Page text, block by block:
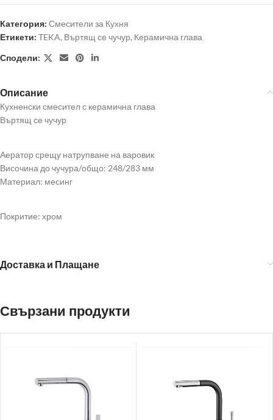
Категория: Смесители за Кухня
Етикети: TEKA, Въртящ се чучур, Керамична глава
Сподели:
Описание
Кухненски смесител с керамична глава
Въртящ се чучур
Аератор срещу натрупване на варовик
Височина до чучура/общо: 248/283 мм
Материал: месинг
Покритие: хром
Доставка и Плащане
Свързани продукти